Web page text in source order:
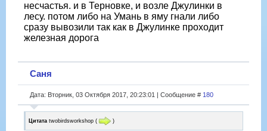
несчастья. и в Терновке, и возле Джулинки в
лесу. потом либо на Умань в яму гнали либо
сразу вывозили так как в Джулинке проходит
железная дорога
Саня
Дата: Вторник, 03 Октября 2017, 20:23:01 | Сообщение # 180
Цитата twobirdsworkshop ( )